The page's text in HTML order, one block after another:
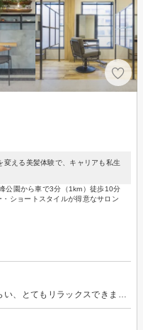
変える美髪体験で、キャリアも私生
公園から車で3分（1km）徒歩10分
ショートスタイルが得意なサロン